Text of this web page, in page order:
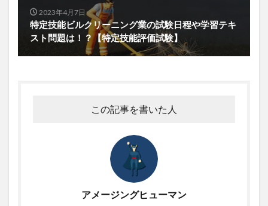
2023年4月7日
特定技能ビルクリーニング業の試験日程や学習テキ
スト問題は！？【特定技能評価試験】
この記事を書いた人
アメージングヒューマン